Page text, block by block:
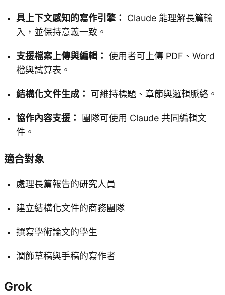
具上下文感知的寫作引擎：
Claude 能理解長篇輸
入，並保持意義一致。
支援檔案上傳與編輯： 使用者可上傳 PDF、Word
檔與試算表。
結構化文件生成： 可維持標題、章節與邏輯脈絡。
協作內容支援：
團隊可使用 Claude 共同編輯文
件。
適合對象
處理長篇報告的研究人員
建立結構化文件的商務團隊
撰寫學術論文的學生
潤飾草稿與手稿的寫作者
Grok